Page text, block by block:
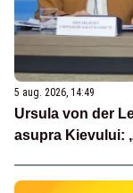
5 aug. 2026, 14:49
Ursula von der
asupra Kievului: